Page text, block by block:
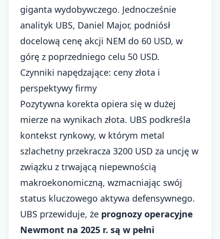
giganta wydobywczego. Jednocześnie
analityk UBS, Daniel Major, podniósł
docelową cenę akcji NEM do 60 USD, w
górę z poprzedniego celu 50 USD.
Czynniki napędzające: ceny złota i
perspektywy firmy
Pozytywna korekta opiera się w dużej
mierze na wynikach złota. UBS podkreśla
kontekst rynkowy, w którym metal
szlachetny przekracza 3200 USD za uncję w
związku z trwającą niepewnością
makroekonomiczną, wzmacniając swój
status kluczowego aktywa defensywnego.
UBS przewiduje, że prognozy operacyjne
Newmont na 2025 r. są w pełni